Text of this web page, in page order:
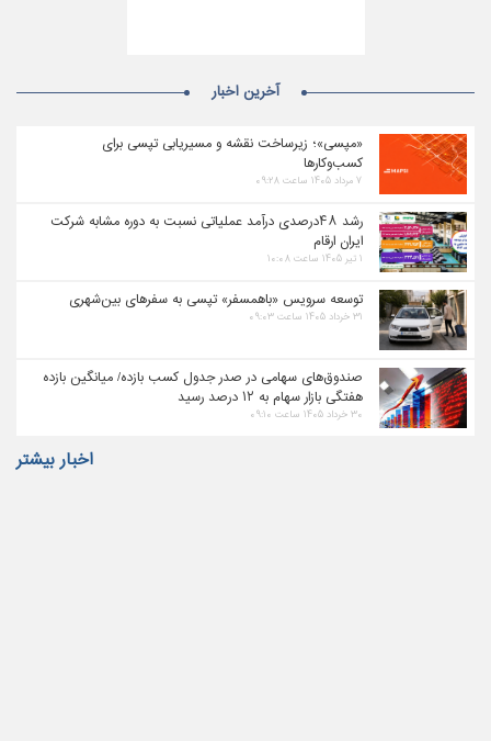
آخرین اخبار
«مپسی»؛ زیرساخت نقشه و مسیریابی تپسی برای
کسب‌وکارها
۷ مرداد ۱۴۰۵ ساعت ۰۹:۲۸
رشد ۴۸درصدی درآمد عملیاتی نسبت به دوره مشابه شرکت
ایران ارقام
۱ تیر ۱۴۰۵ ساعت ۱۰:۰۸
توسعه سرویس «باهمسفر» تپسی به سفرهای بین‌شهری
۳۱ خرداد ۱۴۰۵ ساعت ۰۹:۰۳
صندوق‌های سهامی در صدر جدول کسب بازده/ میانگین بازده
هفتگی بازار سهام به ۱۲ درصد رسید
۳۰ خرداد ۱۴۰۵ ساعت ۰۹:۱۰
اخبار بیشتر